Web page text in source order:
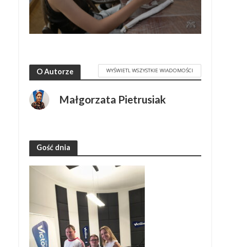
O Autorze WYŚWIETL WSZYSTKIE WIADOMOŚCI
Małgorzata Pietrusiak
Gość dnia